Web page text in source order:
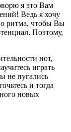
я это Вам
Ведь я хочу
ритма, чтобы Вы
Поэтому,
нот,
играть
не пугались
и тогда
новых